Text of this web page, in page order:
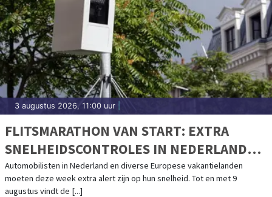
3 augustus 2026, 11:00 uur
FLITSMARATHON VAN START: EXTRA
SNELHEIDSCONTROLES IN NEDERLAND
EN POPULAIRE VAKANTIELANDEN
Automobilisten in Nederland en diverse Europese vakantielanden
moeten deze week extra alert zijn op hun snelheid. Tot en met 9
augustus vindt de [...]